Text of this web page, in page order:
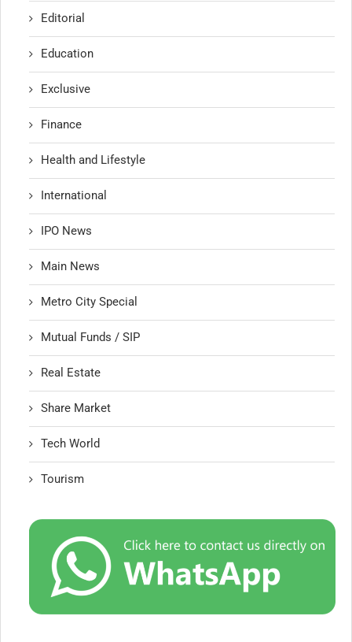
Editorial
Education
Exclusive
Finance
Health and Lifestyle
International
IPO News
Main News
Metro City Special
Mutual Funds / SIP
Real Estate
Share Market
Tech World
Tourism